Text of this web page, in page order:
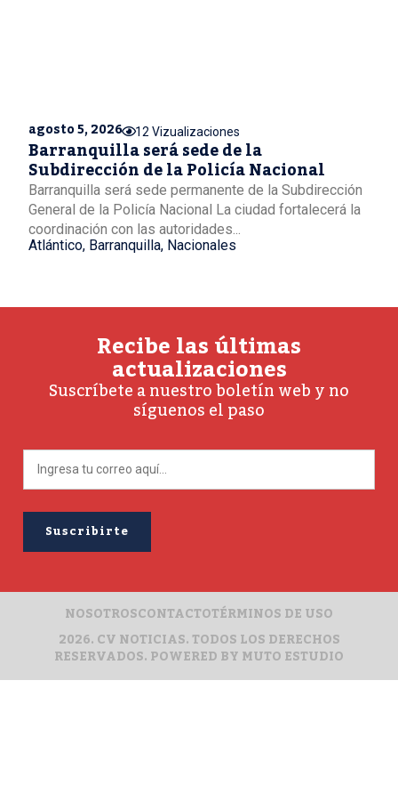
agosto 5, 2026 12 Vizualizaciones
Barranquilla será sede de la
Subdirección de la Policía Nacional
Barranquilla será sede permanente de la Subdirección
General de la Policía Nacional La ciudad fortalecerá la
coordinación con las autoridades...
Atlántico, Barranquilla, Nacionales
Recibe las últimas
actualizaciones
Suscríbete a nuestro boletín web y no
síguenos el paso
2026. CV NOTICIAS. TODOS LOS DERECHOS
RESERVADOS. POWERED BYMUTO ESTUDIO
NOSOTROSCONTACTOTÉRMINOS DE USO